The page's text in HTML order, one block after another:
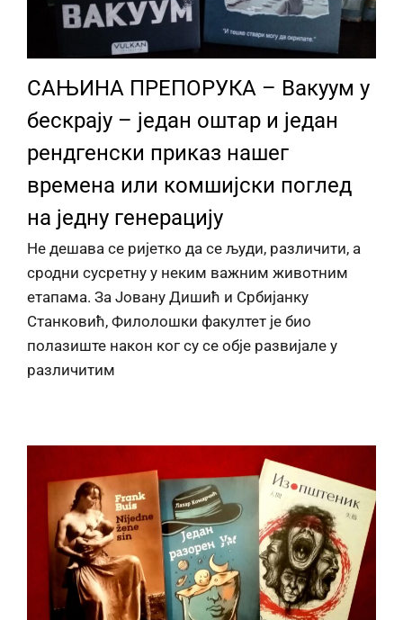
САЊИНА ПРЕПОРУКА – Вакуум у
бескрају – један оштар и један
рендгенски приказ нашег
времена или комшијски поглед
на једну генерацију
Не дешава се ријетко да се људи, различити, а
сродни сусретну у неким важним животним
етапама. За Јовану Дишић и Србијанку
Станковић, Филолошки факултет је био
полазиште након ког су се обје развијале у
различитим